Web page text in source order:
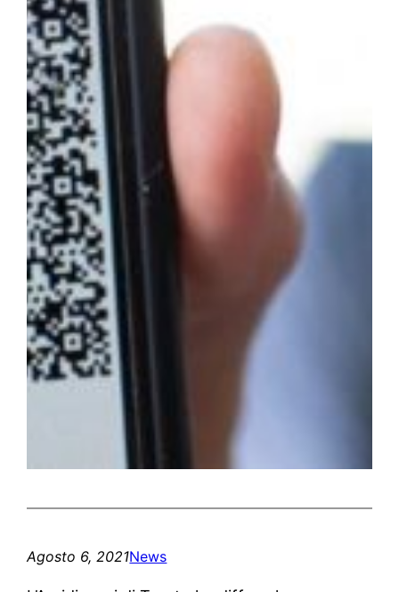
Agosto 6, 2021News